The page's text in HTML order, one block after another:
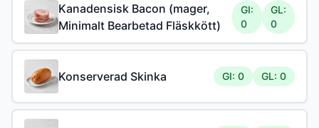
Kanadensisk Bacon (mager,
Minimalt Bearbetad Fläskkött)
GI:
0
GL:
0
Konserverad Skinka GI: 0 GL: 0